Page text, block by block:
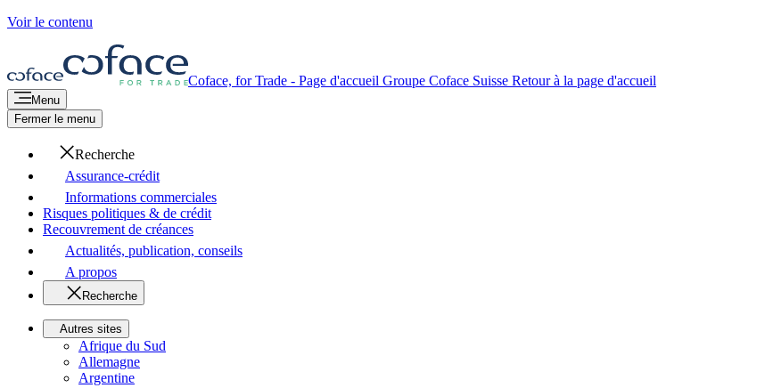
Voir le contenu
Coface, for Trade - Page d'accueil Groupe Coface Suisse Retour à la page d'accueil
Menu
Fermer le menu
Recherche
Assurance-crédit
Informations commerciales
Risques politiques & de crédit
Recouvrement de créances
Actualités, publication, conseils
A propos
Recherche
Autres sites
Afrique du Sud
Allemagne
Argentine